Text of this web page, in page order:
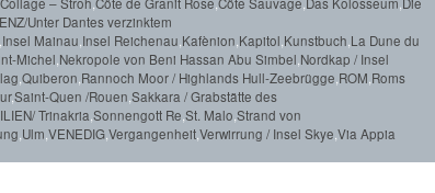
Unter Dantes verzinktem
Insel Mainau Insel Reichenau Kafènion Kapitol Kunstbuch La Dune du
Michel Nekropole von Beni Hassan Abu Simbel Nordkap / Insel
Quiberon Rannoch Moor / Highlands Hull-Zeebrügge ROM Roms
,Saint-Quen /Rouen Sakkara / Grabstätte des
Trinakria Sonnengott Re St. Malo Strand von
Ulm VENEDIGVergangenheitVerwirrung / Insel Skye Via Appia